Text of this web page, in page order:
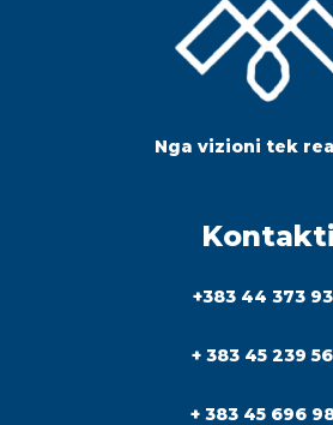
Nga vizioni tek
Kontakti
+383 44 373
+ 383 45 239
+ 383 45 696